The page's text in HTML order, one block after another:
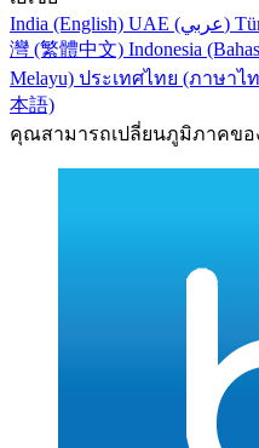
India (English)
UAE (عربي)
灣 (繁體中文) Indonesia
Melayu) ประเทศไทย (ภาษาไ
本語)
คุณสามารถเปลี่ยนภูมิภาคข